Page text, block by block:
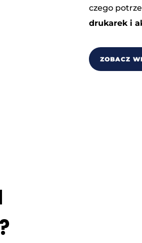
czego
drukarek i
ZOBACZ